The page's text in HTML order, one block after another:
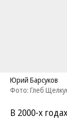
Юрий Барсуков
Фото: Глеб
В 2000-х